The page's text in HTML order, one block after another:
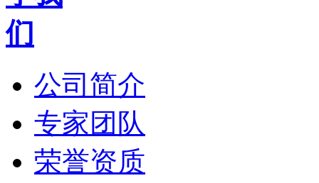
公司简介
专家团队
荣誉资质